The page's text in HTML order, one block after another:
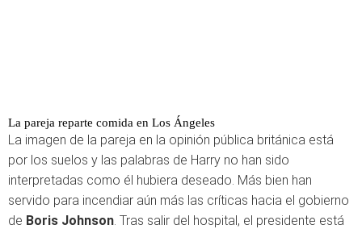
La pareja reparte comida en Los Ángeles
La imagen de la pareja en la opinión pública británica está
por los suelos y las palabras de Harry no han sido
interpretadas como él hubiera deseado. Más bien han
servido para incendiar aún más las críticas hacia el gobierno
de Boris Johnson . Tras salir del hospital, el presidente está